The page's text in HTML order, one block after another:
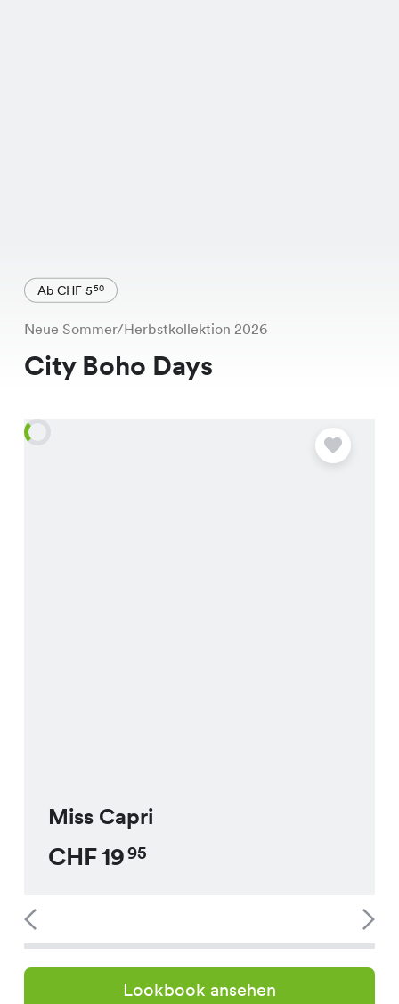
Ab CHF 550
Neue Sommer/Herbstkollektion 2026
City Boho Days
Miss Capri
CHF1995
Lookbook ansehen